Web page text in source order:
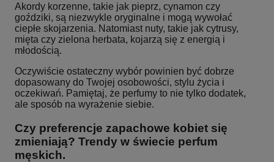
Akordy korzenne, takie jak pieprz, cynamon czy
goździki, są niezwykle oryginalne i mogą wywołać
ciepłe skojarzenia. Natomiast nuty, takie jak cytrusy,
mięta czy zielona herbata, kojarzą się z energią i
młodością.
Oczywiście ostateczny wybór powinien być dobrze
dopasowany do Twojej osobowości, stylu życia i
oczekiwań. Pamiętaj, że perfumy to nie tylko dodatek,
ale sposób na wyrażenie siebie.
Czy preferencje zapachowe kobiet się
zmieniają? Trendy w świecie perfum
męskich.